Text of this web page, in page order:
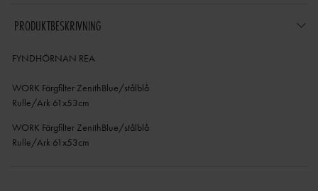
PRODUKTBESKRIVNING
FYNDHÖRNAN REA
WORK Färgfilter ZenithBlue/stålblå
Rulle/Ark 61x53cm
WORK Färgfilter ZenithBlue/stålblå
Rulle/Ark 61x53cm